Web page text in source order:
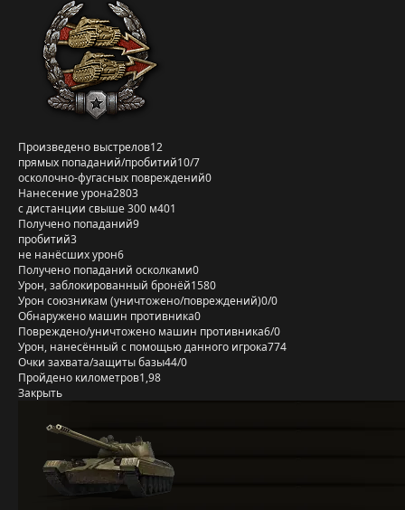
Произведено выстрелов12
прямых попаданий/пробитий10/7
осколочно-фугасных повреждений0
Нанесение урона2803
с дистанции свыше 300 м401
Получено попаданий9
пробитий3
не нанёсших урон6
Получено попаданий осколками0
Урон, заблокированный бронёй1580
Урон союзникам (уничтожено/повреждений)0/0
Обнаружено машин противника0
Повреждено/уничтожено машин противника6/0
Урон, нанесённый с помощью данного игрока774
Очки захвата/защиты базы44/0
Пройдено километров1,98
Закрыть